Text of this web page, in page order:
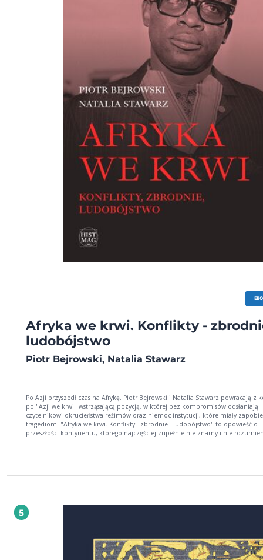
Afryka we krwi. Konflikty -
ludobójstwo
Piotr Bejrowski, Natalia Stawarz
Po Azji przyszedł czas na Afrykę. Piotr Bejrowski i Natalia Stawarz powracają z kolejną
po "Azji we krwi" wstrząsającą pozycją, w której bez kompromisów odsłaniają
czytelnikowi okrucieństwa reżimów oraz niemoc instytucji, które miały
tragediom. "Afryka we krwi. Konflikty - zbrodnie - ludobójstwo" to opowieść o
przeszłości kontynentu, którego najczęściej zupełnie nie znamy i nie
tragiczne historie ludzi uciskanych przez systemy i dyktatorów - zmuszanych do
rodziły się też jednak nadzieja na lepszą przyszłość i wola, by do niej dążyć
wszelkim przeciwnościom. E-book Piotra Bejrowskiego i Natalii Stawarz to także
świadectwo niezliczonych masowych zbrodni, jakie przetoczyły się przez
pilnie studiować - aby już nigdy więcej się nie powtórzyły. Poznaj tajniki politycznych
rozgrywek, rozdzierających od wieków Afrykę; Zajrzyj za kulisy historii, o której głośno
5